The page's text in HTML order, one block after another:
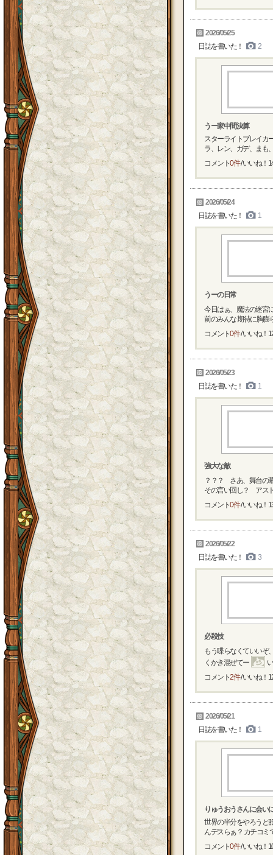
2026/05/25
日誌を書いた！
2
うー家中間決算
スターライトブレイカ
ラ、レン、ガデ、まも
コメント0件/ いいね！
2026/05/24
日誌を書いた！
1
うーの日常
今日はぁ、魔法の迷宮
前のみんな 期待に胸膨
コメント0件/ いいね！
2026/05/23
日誌を書いた！
1
強大な敵
？？？ さあ、舞台の
その言い回し？ アス
コメント0件/ いいね！
2026/05/22
日誌を書いた！
3
必殺技
もう喋らなくていい
くかき混ぜてー
コメント2件/ いいね！
2026/05/21
日誌を書いた！
1
りゅうおうさんに会い
世界の半分をやろうと
んデスらぁ？ カチコミ
コメント0件/ いいね！